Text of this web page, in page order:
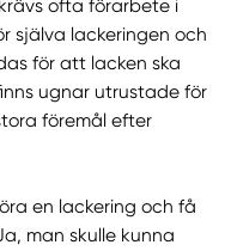
ofta förarbete i
själva lackeringen och
för att lacken ska
ugnar utrustade för
föremål efter
en lackering och få
man skulle kunna